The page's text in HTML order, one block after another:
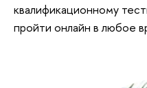
квалификационному
пройти онлайн в любое